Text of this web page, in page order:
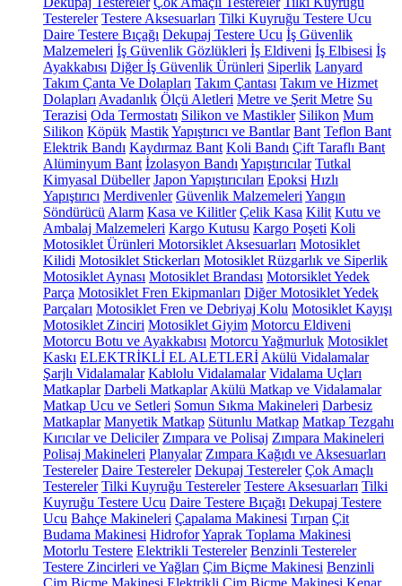
Testereler Testere Aksesuarları Tilki Kuyruğu Testere Ucu
Daire Testere Bıçağı Dekupaj Testere Ucu İş Güvenlik
Malzemeleri İş Güvenlik Gözlükleri İş Eldiveni İş Elbisesi İş
Ayakkabısı Diğer İş Güvenlik Ürünleri Siperlik Lanyard
Takım Çanta Ve Dolapları Takım Çantası Takım ve Hizmet
Dolapları Avadanlık Ölçü Aletleri Metre ve Şerit Metre Su
Terazisi Oda Termostatı Silikon ve Mastikler Silikon Mum
Silikon Köpük MastikYapıştırıcı ve Bantlar Bant Teflon Bant
Elektrik Bandı Kaydırmaz Bant Koli Bandı Çift Taraflı Bant
Alüminyum Bant İzolasyon Bandı Yapıştırıcılar Tutkal
Kimyasal Dübeller Japon Yapıştırıcıları Epoksi Hızlı
Yapıştırıcı Merdivenler Güvenlik Malzemeleri Yangın
Söndürücü Alarm Kasa ve Kilitler Çelik Kasa Kilit Kutu ve
Ambalaj Malzemeleri Kargo Kutusu Kargo Poşeti Koli
Motosiklet Ürünleri Motorsiklet Aksesuarları Motosiklet
Kilidi Motosiklet Stickerları Motosiklet Rüzgarlık ve Siperlik
Motosiklet Aynası Motosiklet Brandası Motorsiklet Yedek
Parça Motosiklet Fren Ekipmanları Diğer Motosiklet Yedek
Parçaları Motosiklet Fren ve Debriyaj Kolu Motosiklet Kayışı
Motosiklet Zinciri Motosiklet Giyim Motorcu Eldiveni
Motorcu Botu ve Ayakkabısı Motorcu Yağmurluk Motosiklet
Kaskı ELEKTRİKLİ EL ALETLERİ Akülü Vidalamalar
Şarjlı Vidalamalar Kablolu Vidalamalar Vidalama Uçları
Matkaplar Darbeli Matkaplar Akülü Matkap ve Vidalamalar
Matkap Ucu ve Setleri Somun Sıkma Makineleri Darbesiz
Matkaplar Manyetik Matkap Sütunlu Matkap Matkap Tezgahı
Kırıcılar ve Deliciler Zımpara ve Polisaj Zımpara Makineleri
Polisaj Makineleri Planyalar Zımpara Kağıdı ve Aksesuarları
Testereler Daire Testereler Dekupaj Testereler Çok Amaçlı
Testereler Tilki Kuyruğu Testereler Testere Aksesuarları Tilki
Kuyruğu Testere Ucu Daire Testere Bıçağı Dekupaj Testere
Ucu Bahçe Makineleri Çapalama Makinesi Tırpan Çit
Budama Makinesi HidroforYaprak Toplama Makinesi
Motorlu Testere Elektrikli Testereler Benzinli Testereler
Testere Zincirleri ve Yağları Çim Biçme Makinesi Benzinli
Çim Biçme Makinesi Elektrikli Çim Biçme Makinesi Kenar